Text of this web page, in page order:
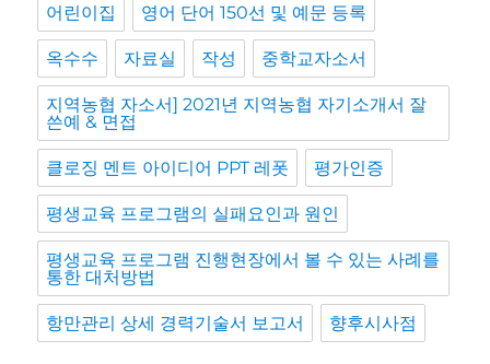
어린이집 영어 단어 150선 및 예문 등록
옥수수 자료실 작성 중학교자소서
지역농협 자소서] 2021년 지역농협 자기소개서 잘
쓴예 & 면접
클로징 멘트 아이디어 PPT 레폿 평가인증
평생교육 프로그램의 실패요인과 원인
평생교육 프로그램 진행현장에서 볼 수 있는 사례를
통한 대처방법
항만관리 상세 경력기술서 보고서 향후시사점